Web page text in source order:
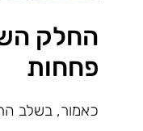
החלק
פחחות
כאמור, בשלב